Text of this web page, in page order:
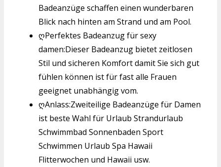
Badeanzüge schaffen einen wunderbaren
Blick nach hinten am Strand und am Pool.
ღPerfektes Badeanzug für sexy
damen:Dieser Badeanzug bietet zeitlosen
Stil und sicheren Komfort damit Sie sich gut
fühlen können ist für fast alle Frauen
geeignet unabhängig vom.
ღAnlass:Zweiteilige Badeanzüge für Damen
ist beste Wahl für Urlaub Strandurlaub
Schwimmbad Sonnenbaden Sport
Schwimmen Urlaub Spa Hawaii
Flitterwochen und Hawaii usw.